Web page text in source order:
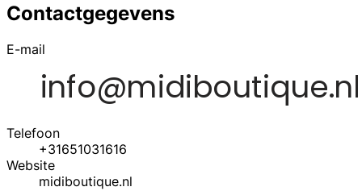
Contactgegevens
E-mail
Telefoon
+31651031616
Website
midiboutique.nl